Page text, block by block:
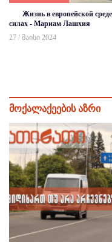
Жизнь в европейской
силах - Мариам Лашхия
27 / მაისი 2024
მოქალაქეების აზრი